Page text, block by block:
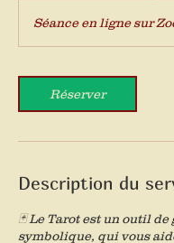
i
n
Séance en ligne sur
Réserver
Description du
🃏 Le Tarot est un outil
symbolique, qui vous